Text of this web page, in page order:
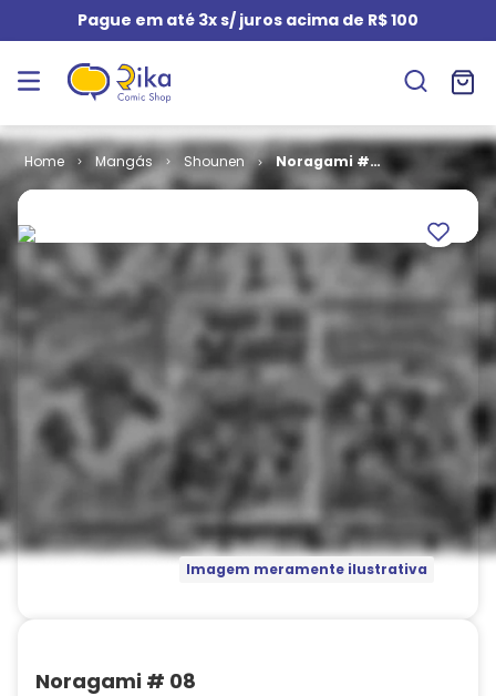
Pague em até 3x s/ juros acima de R$ 100
Mangás Shounen
Noragami #
Imagem meramente ilustrativa
Noragami # 08